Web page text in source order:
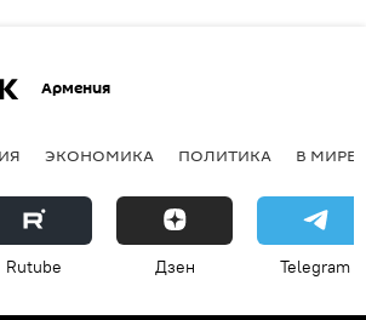
Армения
ЭКОНОМИКА ПОЛИТИКА В МИРЕ
Rutube Дзен Telegram